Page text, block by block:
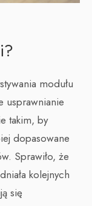
modułu
usprawnianie
takim, by
dopasowane
Sprawiło, że
kolejnych
się